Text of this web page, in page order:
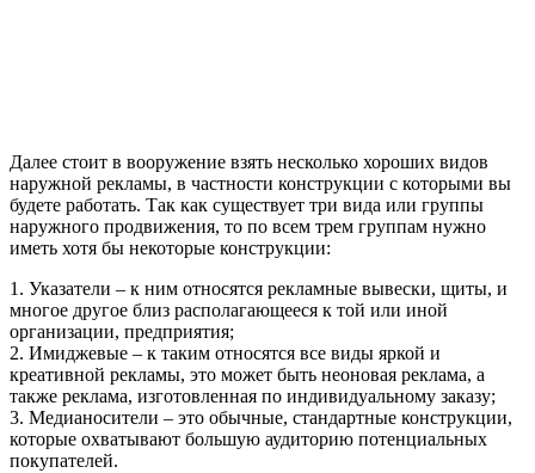
Далее стоит в вооружение взять несколько хороших видов
наружной рекламы, в частности конструкции с которыми вы
будете работать. Так как существует три вида или группы
наружного продвижения, то по всем трем группам нужно
иметь хотя бы некоторые конструкции:
1. Указатели – к ним относятся рекламные вывески, щиты, и
многое другое близ располагающееся к той или иной
организации, предприятия;
2. Имиджевые – к таким относятся все виды яркой и
креативной рекламы, это может быть неоновая реклама, а
также реклама, изготовленная по индивидуальному заказу;
3. Медианосители – это обычные, стандартные конструкции,
которые охватывают большую аудиторию потенциальных
покупателей.